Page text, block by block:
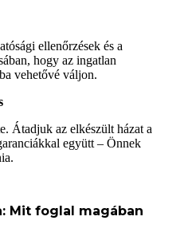
ellenőrzések és a
hogy az ingatlan
vehetővé váljon.
Átadjuk az elkészült házat a
együtt – Önnek
Mit foglal magában